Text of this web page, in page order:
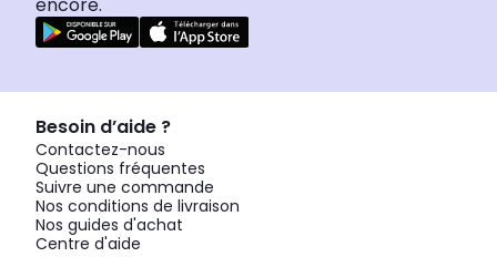
encore.
Besoin d’aide ?
Contactez-nous
Questions fréquentes
Suivre une commande
Nos conditions de livraison
Nos guides d'achat
Centre d'aide